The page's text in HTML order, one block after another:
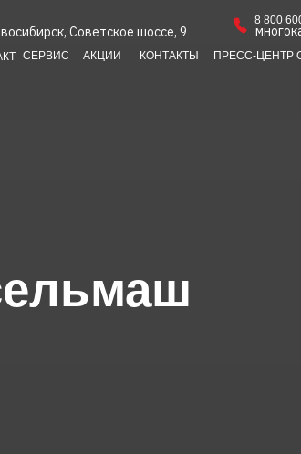
8 800
Советское шоссе, 9
ПРЕСС-ЦЕНТР
КОНТАКТЫ
АКЦИИ
СЕРВИС